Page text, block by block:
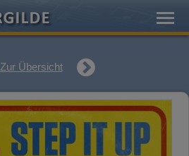
Zur Übersicht